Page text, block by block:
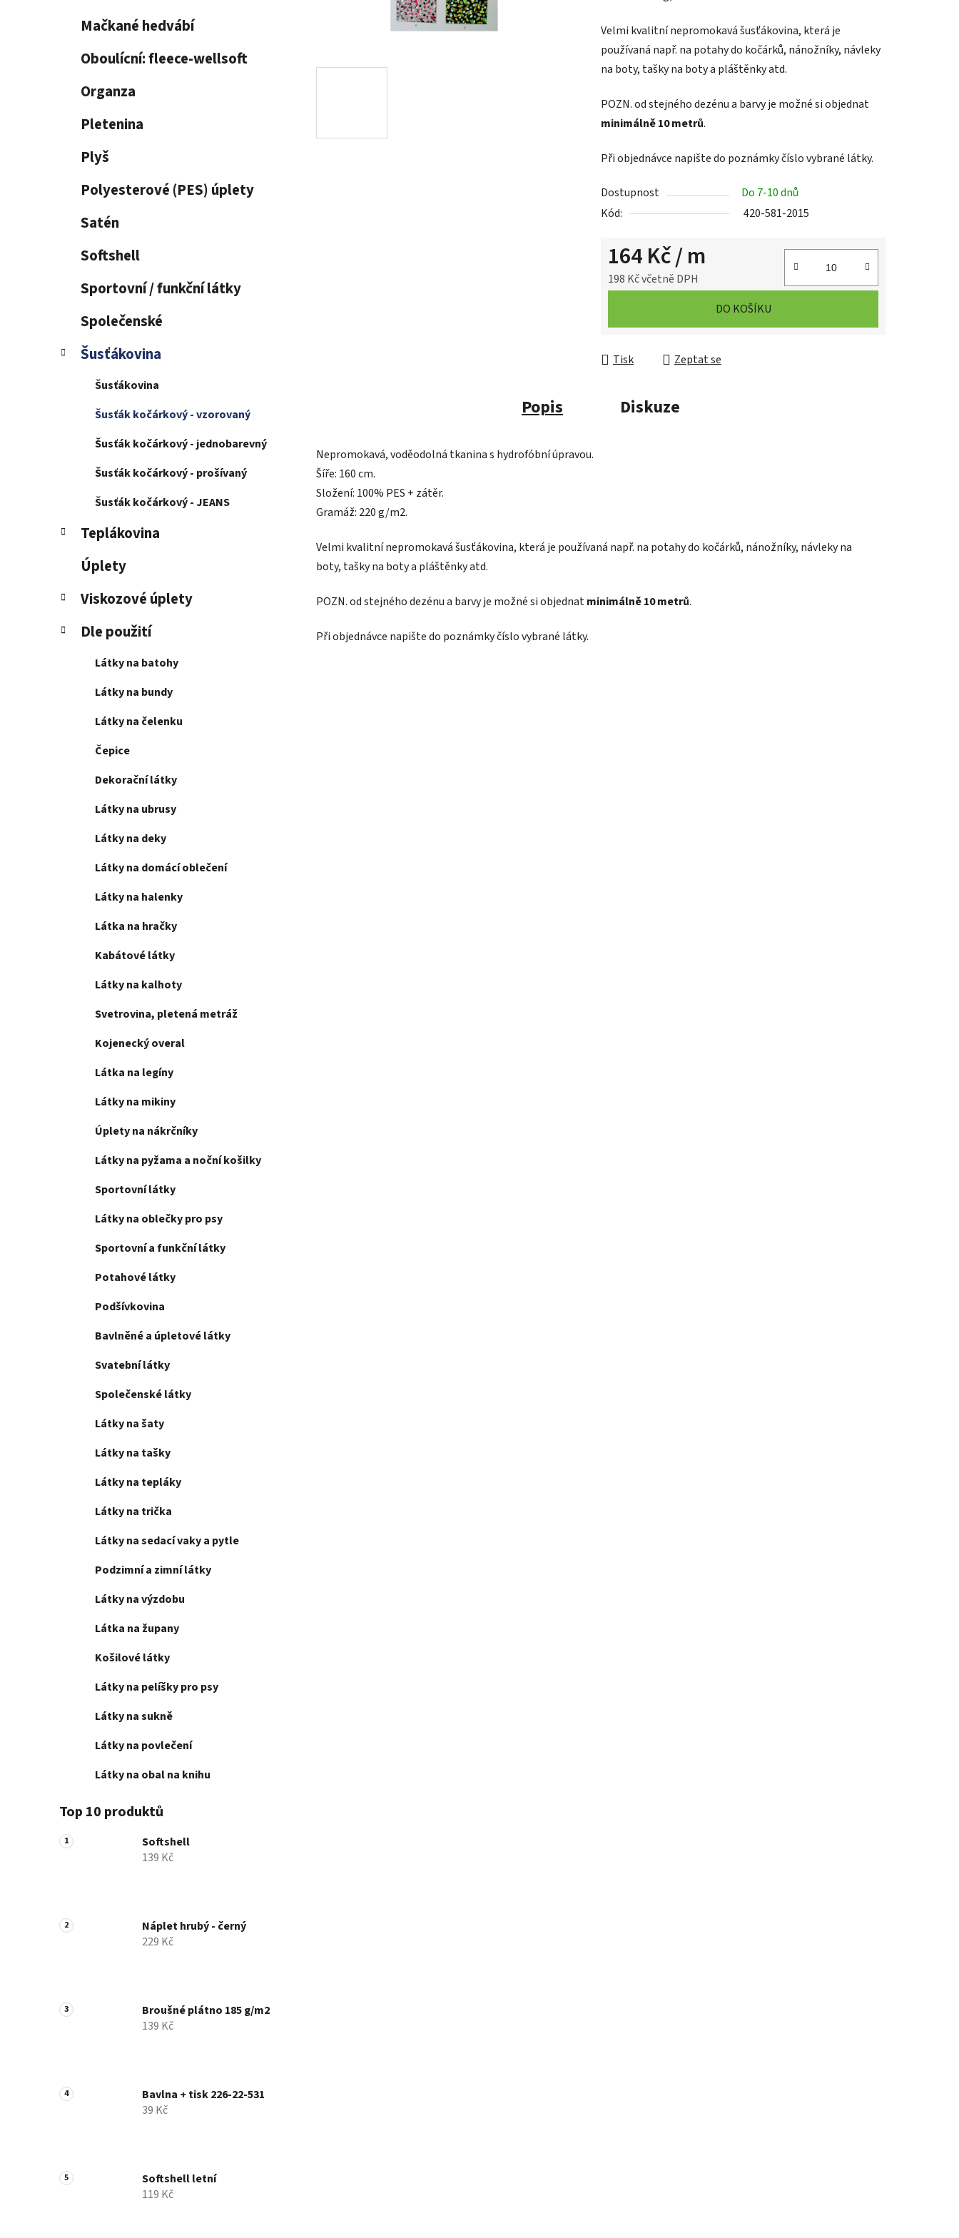
Mačkané hedvábí
Oboulícní: fleece-wellsoft
Organza
Pletenina
Plyš
Polyesterové (PES) úplety
Satén
Softshell
Sportovní / funkční látky
Společenské
Šusťákovina
Šusťákovina
Šusťák kočárkový - vzorovaný
Šusťák kočárkový - jednobarevný
Šusťák kočárkový - prošívaný
Šusťák kočárkový - JEANS
Teplákovina
Úplety
Viskozové úplety
Dle použití
Látky na batohy
Látky na bundy
Látky na čelenku
Čepice
Dekorační látky
Látky na ubrusy
Látky na deky
Látky na domácí oblečení
Látky na halenky
Látka na hračky
Kabátové látky
Látky na kalhoty
Svetrovina, pletená metráž
Kojenecký overal
Látka na legíny
Látky na mikiny
Úplety na nákrčníky
Látky na pyžama a noční košilky
Sportovní látky
Látky na oblečky pro psy
Sportovní a funkční látky
Potahové látky
Podšívkovina
Bavlněné a úpletové látky
Svatební látky
Společenské látky
Látky na šaty
Látky na tašky
Látky na tepláky
Látky na trička
Látky na sedací vaky a pytle
Podzimní a zimní látky
Látky na výzdobu
Látka na župany
Košilové látky
Látky na pelíšky pro psy
Látky na sukně
Látky na povlečení
Látky na obal na knihu
Top 10 produktů
Softshell
139 Kč
Náplet hrubý - černý
229 Kč
Broušné plátno 185 g/m2
139 Kč
Bavlna + tisk 226-22-531
39 Kč
Softshell letní
119 Kč
Velmi kvalitní nepromokavá šusťákovina, která je
používaná např. na potahy do kočárků, nánožníky, návleky
na boty, tašky na boty a pláštěnky atd.
POZN.od stejného dezénu a barvy je možné si objednat
minimálně 10 metrů.
Při objednávce napište do poznámky číslo vybrané látky.
Dostupnost
Do 7-10 dnů
Kód:
420-581-2015
164 Kč/ m
198 Kč včetně DPH
DO KOŠÍKU
Tisk Zeptat se
Popis Diskuze
Nepromokavá, voděodolná tkanina s hydrofóbní úpravou.
Šíře: 160 cm.
Složení: 100% PES + zátěr.
Gramáž: 220 g/m2.
Velmi kvalitní nepromokavá šusťákovina, která je používaná např. na potahy do kočárků, nánožníky, návleky na
boty, tašky na boty a pláštěnky atd.
POZN.od stejného dezénu a barvy je možné si objednatminimálně 10 metrů.
Při objednávce napište do poznámky číslo vybrané látky.